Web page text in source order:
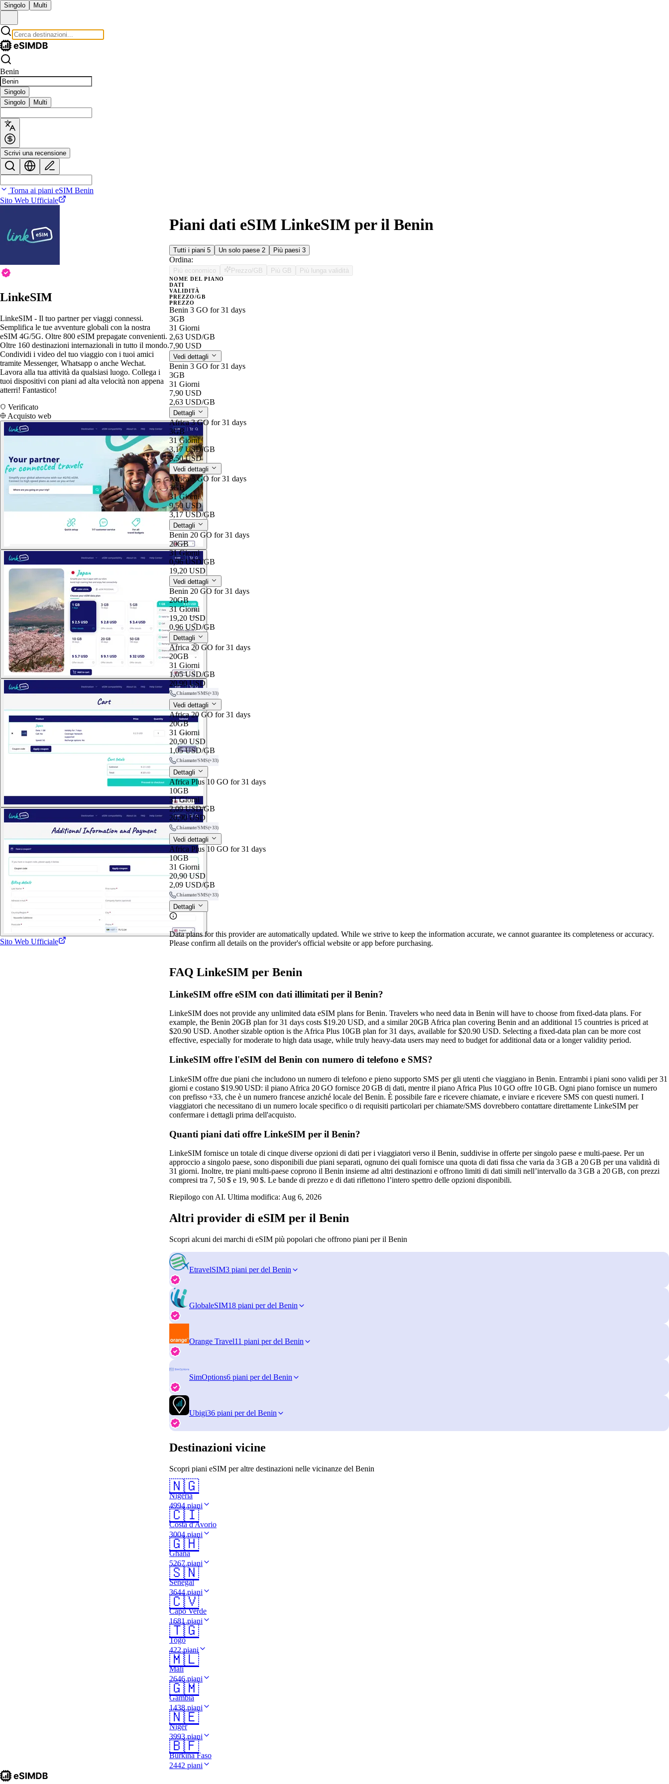
Singolo Multi
Benin
Singolo
Singolo
Multi
Scrivi una recensione
Torna ai piani eSIM Benin
Sito Web Ufficiale
LinkeSIM
LinkeSIM - Il tuo partner per viaggi connessi.
Semplifica le tue avventure globali con la nostra
eSIM 4G/5G. Oltre 800 eSIM prepagate convenienti.
Oltre 160 destinazioni internazionali in tutto il mondo.
Condividi i video del tuo viaggio con i tuoi amici
tramite Messenger, Whatsapp o anche Wechat.
Lavora alla tua attività da qualsiasi luogo. Collega i
tuoi dispositivi con piani ad alta velocità non appena
atterri! Fantastico!
Verificato
Acquisto web
Sito Web Ufficiale
Piani dati eSIM LinkeSIM per il Benin
Tutti i piani 5 Un solo paese 2 Più paesi 3
Ordina:
Più economico Prezzo/GB Più GB Più lunga validità
NOME DEL PIANO
DATI
VALIDITÀ
PREZZO/GB
PREZZO
Benin 3 GO for 31 days
3GB
31 Giorni
2,63 USD/GB
7,90 USD
Vedi dettagli
Benin 3 GO for 31 days
3GB
31 Giorni
7,90 USD
2,63 USD/GB
Dettagli
Africa 3 GO for 31 days
3GB
31 Giorni
3,17 USD/GB
9,50 USD
Vedi dettagli
Africa 3 GO for 31 days
3GB
31 Giorni
9,50 USD
3,17 USD/GB
Dettagli
Benin 20 GO for 31 days
20GB
31 Giorni
0,96 USD/GB
19,20 USD
Vedi dettagli
Benin 20 GO for 31 days
20GB
31 Giorni
19,20 USD
0,96 USD/GB
Dettagli
Africa 20 GO for 31 days
20GB
31 Giorni
1,05 USD/GB
20,90 USD
Chiamate/SMS(+33)
Vedi dettagli
Africa 20 GO for 31 days
20GB
31 Giorni
20,90 USD
1,05 USD/GB
Chiamate/SMS(+33)
Dettagli
Africa Plus 10 GO for 31 days
10GB
31 Giorni
2,09 USD/GB
20,90 USD
Chiamate/SMS(+33)
Vedi dettagli
Africa Plus 10 GO for 31 days
10GB
31 Giorni
20,90 USD
2,09 USD/GB
Chiamate/SMS(+33)
Dettagli
Data plans for this provider are automatically updated. While we strive to keep the information accurate, we cannot guarantee its completeness or accuracy.
Please confirm all details on the provider's official website or app before purchasing.
FAQ LinkeSIM per Benin
LinkeSIM offre eSIM con dati illimitati per il Benin?
LinkeSIM does not provide any unlimited data eSIM plans for Benin. Travelers who need data in Benin will have to choose from fixed‑data plans. For
example, the Benin 20GB plan for 31 days costs $19.20 USD, and a similar 20GB Africa plan covering Benin and an additional 15 countries is priced at
$20.90 USD. Another sizable option is the Africa Plus 10GB plan for 31 days, available for $20.90 USD. Selecting a fixed‑data plan can be more cost
effective, especially for moderate to high data usage, while truly heavy‑data users may need to budget for additional data or a longer validity period.
LinkeSIM offre l'eSIM del Benin con numero di telefono e SMS?
LinkeSIM offre due piani che includono un numero di telefono e pieno supporto SMS per gli utenti che viaggiano in Benin. Entrambi i piani sono validi per 31
giorni e costano $19.90 USD: il piano Africa 20 GO fornisce 20 GB di dati, mentre il piano Africa Plus 10 GO offre 10 GB. Ogni piano fornisce un numero
con prefisso +33, che è un numero francese anziché locale del Benin. È possibile fare e ricevere chiamate, e inviare e ricevere SMS con questi numeri. I
viaggiatori che necessitano di un numero locale specifico o di requisiti particolari per chiamate/SMS dovrebbero contattare direttamente LinkeSIM per
confermare i dettagli prima dell'acquisto.
Quanti piani dati offre LinkeSIM per il Benin?
LinkeSIM fornisce un totale di cinque diverse opzioni di dati per i viaggiatori verso il Benin, suddivise in offerte per singolo paese e multi‑paese. Per un
approccio a singolo paese, sono disponibili due piani separati, ognuno dei quali fornisce una quota di dati fissa che varia da 3 GB a 20 GB per una validità di
31 giorni. Inoltre, tre piani multi‑paese coprono il Benin insieme ad altri destinazioni e offrono limiti di dati simili nell’intervallo da 3 GB a 20 GB, con prezzi
compresi tra 7, 50 $ e 19, 90 $. Le bande di prezzo e di dati riflettono l’intero spettro delle opzioni disponibili.
Riepilogo con AI. Ultima modifica: Aug 6, 2026
Altri provider di eSIM per il Benin
Scopri alcuni dei marchi di eSIM più popolari che offrono piani per il Benin
EtravelSIM3 piani per del Benin
GlobaleSIM18 piani per del Benin
Orange Travel11 piani per del Benin
SimOptions6 piani per del Benin
Ubigi36 piani per del Benin
Destinazioni vicine
Scopri piani eSIM per altre destinazioni nelle vicinanze del Benin
🇳🇬
Nigeria
4994 piani
🇨🇮
Costa d'Avorio
3004 piani
🇬🇭
Ghana
5267 piani
🇸🇳
Senegal
3644 piani
🇨🇻
Capo Verde
1681 piani
🇹🇬
Togo
422 piani
🇲🇱
Mali
2646 piani
🇬🇲
Gambia
1438 piani
🇳🇪
Niger
3993 piani
🇧🇫
Burkina Faso
2442 piani